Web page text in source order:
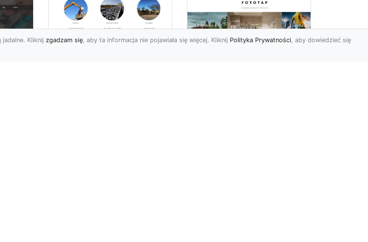
Kliknij zgadzam się, aby ta informacja nie pojawiała się więcej. Kliknij Polityka Prywatności, aby dowiedzieć się